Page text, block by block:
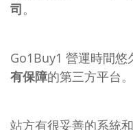
司。
Go1Buy1 營運時間
有保障的第三方平台。
站方有很妥善的系統